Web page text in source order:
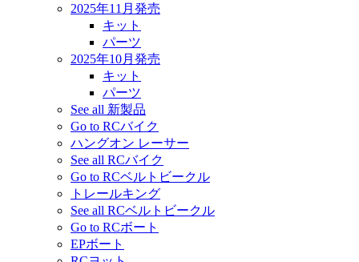
2025年11月発売
キット
パーツ
2025年10月発売
キット
パーツ
See all 新製品
Go to RCバイク
ハングオン レーサー
See all RCバイク
Go to RCベルトビークル
トレールキング
See all RCベルトビークル
Go to RCボート
EPボート